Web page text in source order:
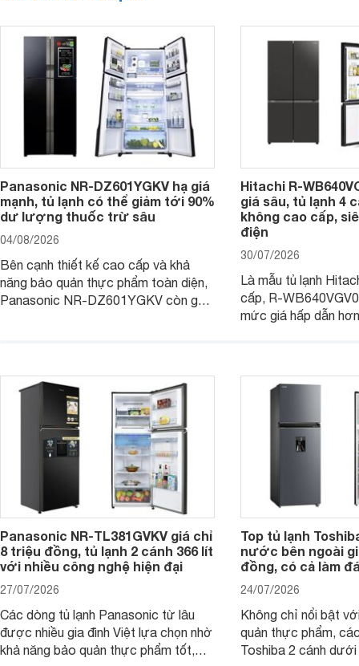
Panasonic NR-DZ601YGKV hạ giá
mạnh, tủ lạnh có thể giảm tới 90%
dư lượng thuốc trừ sâu
04/08/2026
Bên cạnh thiết kế cao cấp và khả
năng bảo quản thực phẩm toàn diện,
Panasonic NR-DZ601YGKV còn gây
Hitachi R-
giá sâu, tủ lạnh 4
không cao cấp,
điện
30/07/2026
Là mẫu tủ lạnh
cấp, R-
mức giá hấp dẫn
nhiều công nghệ.
Panasonic NR-TL381GVKV giá chỉ
8 triệu đồng, tủ lạnh 2 cánh 366 lít
với nhiều công nghệ hiện đại
27/07/2026
Các dòng tủ lạnh Panasonic từ lâu
được nhiều gia đình Việt lựa chọn nhờ
khả năng bảo quản thực phẩm tốt,
Top tủ lạnh
nước bên ngoài
đồng, có cả làm
24/07/2026
Không chỉ nổi bật
quản thực phẩm,
Toshiba 2 cánh